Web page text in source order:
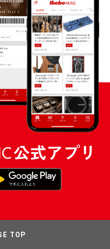
TOP